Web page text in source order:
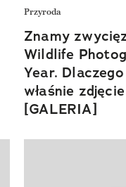
Przyroda
Znamy
Wildlife
Year.
właśnie
[GALERIA]